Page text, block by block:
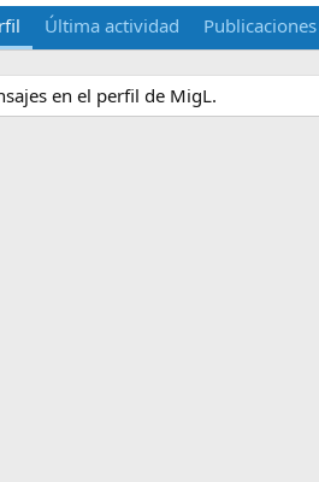
Última actividad Publicaciones
en el perfil de MigL.